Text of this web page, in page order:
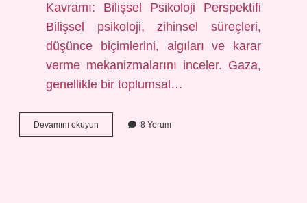
Kavramı: Bilişsel Psikoloji Perspektifi
Bilişsel psikoloji, zihinsel süreçleri,
düşünce biçimlerini, algıları ve karar
verme mekanizmalarını inceler. Gaza,
genellikle bir toplumsal…
Devamını okuyun
ne
8 Yorum